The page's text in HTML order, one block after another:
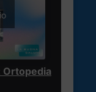
Ortopedia